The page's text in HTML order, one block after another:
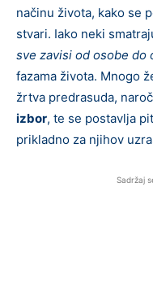
načinu života, kako se
stvari. Iako neki
sve zavisi od osobe do
fazama života. Mnogo
žrtva predrasuda,
izbor, te se postavlja
prikladno za njihov
Sadržaj